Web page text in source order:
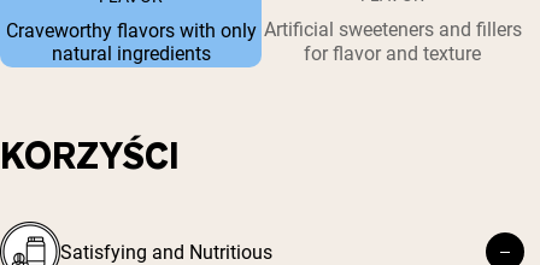
Craveworthy flavors with only
natural ingredients
Artificial sweeteners and fillers
for flavor and texture
KORZYŚCI
Satisfying and Nutritious